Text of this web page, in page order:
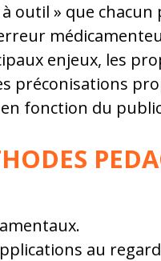
outil » que
enjeux, les
préconisations
fonction du
au